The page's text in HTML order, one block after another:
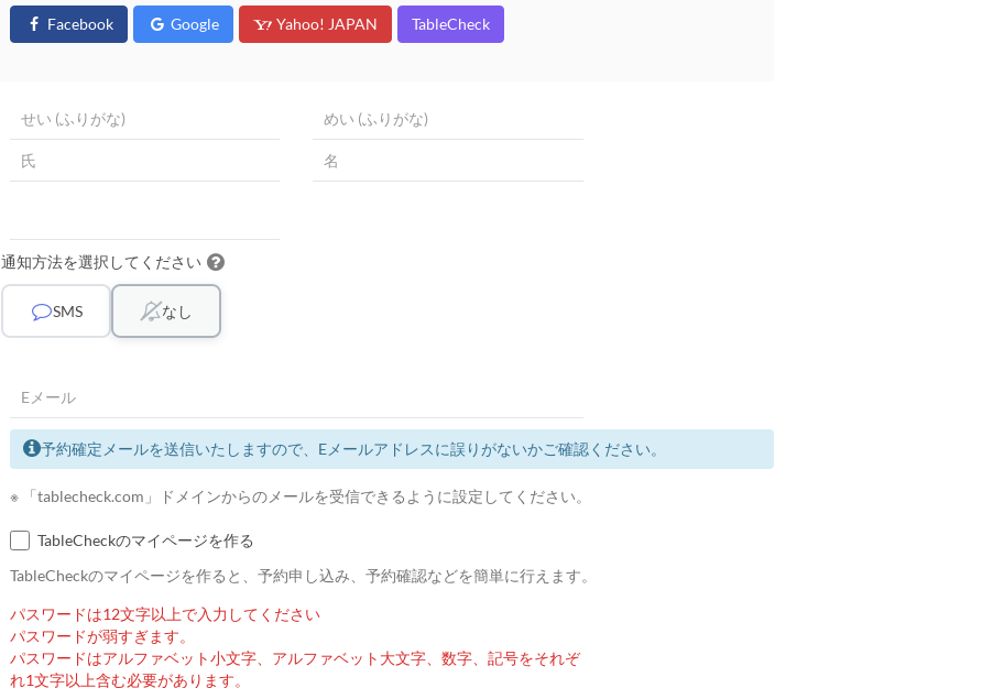
Facebook Google Yahoo! JAPAN TableCheck
通知方法を選択してください
SMS なし
予約確定メールを送信いたしますので、Eメールアドレスに誤りがないかご確認ください。
※ 「tablecheck.com」ドメインからのメールを受信できるように設定してください。
TableCheckのマイページを作る
TableCheckのマイページを作ると、予約申し込み、予約確認などを簡単に行えます。
パスワードは12文字以上で入力してください
パスワードが弱すぎます。
パスワードはアルファベット小文字、アルファベット大文字、数字、記号をそれぞ
れ1文字以上含む必要があります。